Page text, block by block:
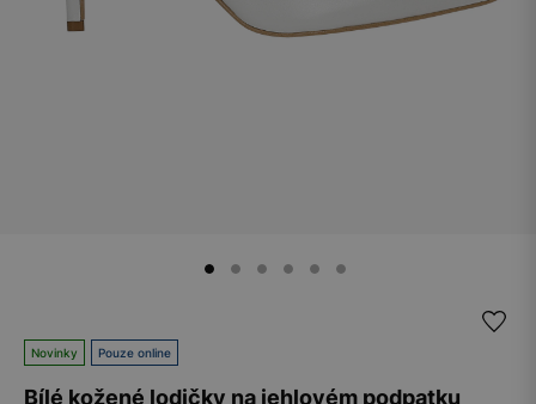
Novinky Pouze online
Bílé kožené lodičky na jehlovém podpatku